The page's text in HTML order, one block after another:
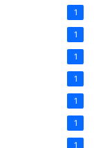
1
1
1
1
1
1
1